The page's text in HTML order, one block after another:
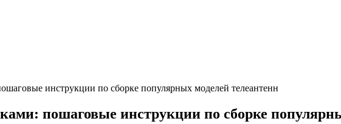
инструкции по сборке популярных моделей телеантенн
пошаговые инструкции по сборке